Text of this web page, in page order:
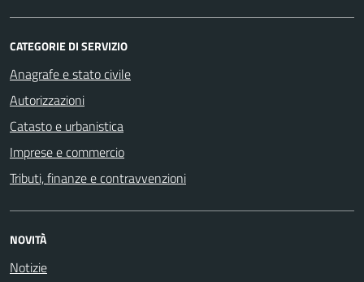
CATEGORIE DI SERVIZIO
Anagrafe e stato civile
Autorizzazioni
Catasto e urbanistica
Imprese e commercio
Tributi, finanze e contravvenzioni
NOVITÀ
Notizie